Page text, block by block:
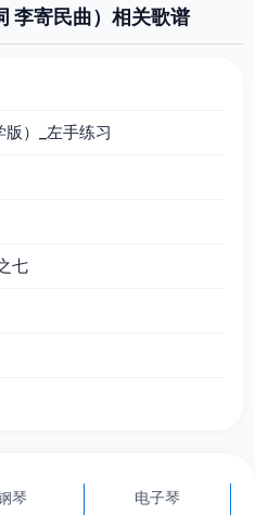
李寄民曲）相关歌谱
）_左手练习
七
琴
电子琴